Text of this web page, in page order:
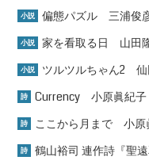
小説 偏態パズル 三浦俊
小説 家を看取る日 山田
小説 ツルツルちゃん2
詩 Currency 小原眞紀子
詩 ここから月まで 小原
詩 鶴山裕司 連作詩『聖遠